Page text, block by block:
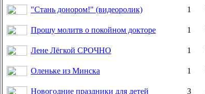
"Стань донором!" (видеоролик)
1
Прошу молитв о покойном докторе
1
Лене Лёгкой СРОЧНО
1
Оленьке из Минска
1
Новогодние праздники для детей
3